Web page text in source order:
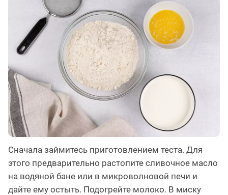
Сначала займитесь приготовлением теста. Для
этого предварительно растопите сливочное масло
на водяной бане или в микроволновой печи и
дайте ему остыть. Подогрейте молоко. В миску